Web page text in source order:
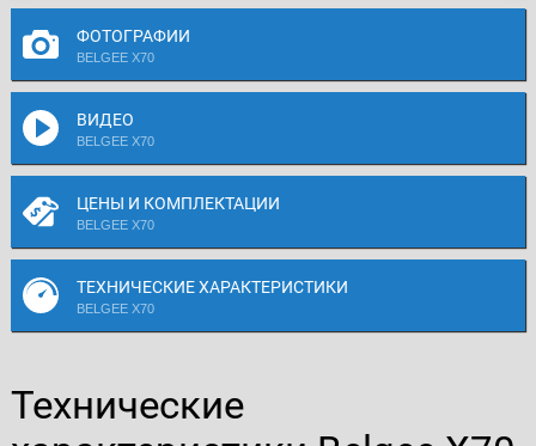
ФОТОГРАФИИ
BELGEE X70
ВИДЕО
BELGEE X70
ЦЕНЫ И КОМПЛЕКТАЦИИ
BELGEE X70
ТЕХНИЧЕСКИЕ ХАРАКТЕРИСТИКИ
BELGEE X70
Технические